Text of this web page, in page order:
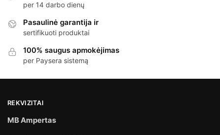
per 14 darbo dienų
Pasaulinė garantija ir
sertifikuoti produktai
100% saugus apmokėjimas
per Paysera sistemą
REKVIZITAI
MB Ampertas